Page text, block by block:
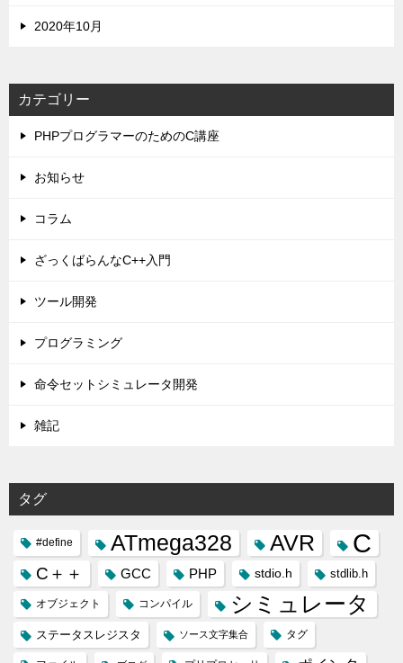
2020年10月
カテゴリー
PHPプログラマーのためのC講座
お知らせ
コラム
ざっくばらんなC++入門
ツール開発
プログラミング
命令セットシミュレータ開発
雑記
タグ
#define ATmega328 AVR C
C＋＋ GCC PHP stdio.h stdlib.h
オブジェクト コンパイル シミュレータ
ステータスレジスタ ソース文字集合 タグ